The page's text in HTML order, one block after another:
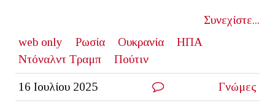
Συνεχίστε...
web only
Ρωσία Ουκρανία
ΗΠΑ
Ντόναλντ Τραμπ
Πούτιν
16 Ιουλίου 2025 Γνώμες